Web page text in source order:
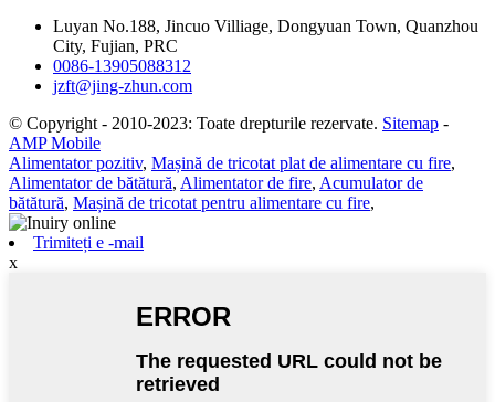
Luyan No.188, Jincuo Villiage, Dongyuan Town, Quanzhou
City, Fujian, PRC
0086-13905088312
jzft@jing-zhun.com
© Copyright - 2010-2023: Toate drepturile rezervate. Sitemap -
AMP Mobile
Alimentator pozitiv, Mașină de tricotat plat de alimentare cu fire,
Alimentator de bătătură, Alimentator de fire, Acumulator de
bătătură, Mașină de tricotat pentru alimentare cu fire,
Trimiteți e -mail
x